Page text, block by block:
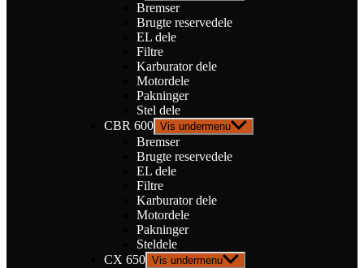
Bremser
Brugte reservedele
EL dele
Filtre
Karburator dele
Motordele
Pakninger
Stel dele
CBR 600 Vis undermenu
Bremser
Brugte reservedele
EL dele
Filtre
Karburator dele
Motordele
Pakninger
Steldele
CX 650 Vis undermenu